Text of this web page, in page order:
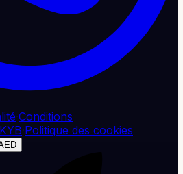
·Conditions
·Politique des cookies